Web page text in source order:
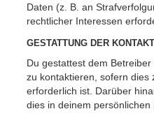
Daten (z. B. an
rechtlicher Interessen
GESTATTUNG DER
Du gestattest dem
zu kontaktieren, sofern dies
erforderlich ist. Darüber
dies in deinem